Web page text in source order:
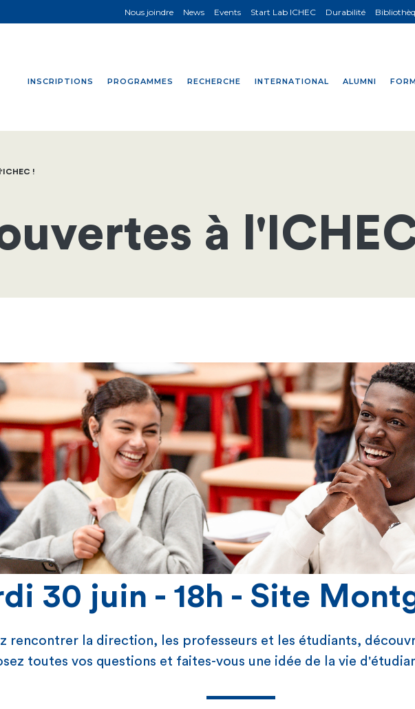
INSCRIPTIONS PROGRAMMES RECHERCHE INTERNATIONAL ALUMNI
Nous joindre News Events Start Lab ICHEC Durabilité
!
à
30 juin - 18h - Site
rencontrer la direction, les professeurs et les étudiants,
toutes vos questions et faites-vous une idée de la vie